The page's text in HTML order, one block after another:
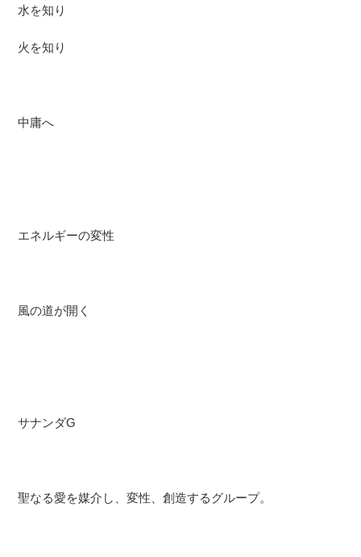
水を知り
火を知り
中庸へ
エネルギーの変性
風の道が開く
サナンダG
聖なる愛を媒介し、変性、創造するグループ。